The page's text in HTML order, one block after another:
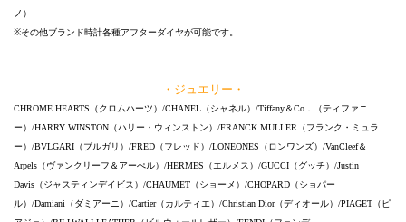
ノ）
※その他ブランド時計各種アフターダイヤが可能です。
・ジュエリー・
CHROME HEARTS（クロムハーツ）/CHANEL（シャネル）/Tiffany＆Co．（ティファニ
ー）/HARRY WINSTON（ハリー・ウィンストン）/FRANCK MULLER（フランク・ミュラ
ー）/BVLGARI（ブルガリ）/FRED（フレッド）/LONEONES（ロンワンズ）/VanCleef＆
Arpels（ヴァンクリーフ＆アーぺル）/HERMES（エルメス）/GUCCI（グッチ）/Justin
Davis（ジャスティンデイビス）/CHAUMET（ショーメ）/CHOPARD（ショパー
ル）/Damiani（ダミアーニ）/Cartier（カルティエ）/Christian Dior（ディオール）/PIAGET（ピ